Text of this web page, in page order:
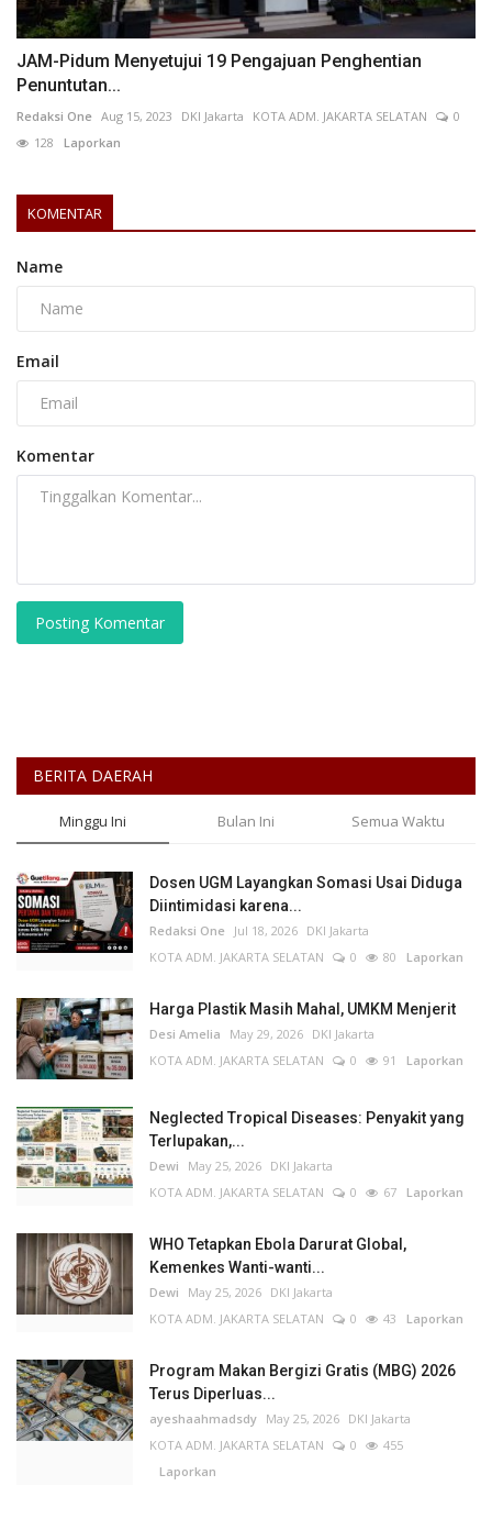
JAM-Pidum Menyetujui 19 Pengajuan Penghentian
Penuntutan...
Redaksi One Aug 15, 2023 DKI Jakarta KOTA ADM. JAKARTA SELATAN
0
128 Laporkan
KOMENTAR
Name
Email
Komentar
Posting Komentar
BERITA DAERAH
Minggu Ini Bulan Ini Semua Waktu
Dosen UGM Layangkan Somasi Usai Diduga
Diintimidasi karena...
Redaksi One Jul 18, 2026 DKI Jakarta
KOTA ADM. JAKARTA SELATAN
0 80 Laporkan
Harga Plastik Masih Mahal, UMKM Menjerit
Desi Amelia May 29, 2026 DKI Jakarta
KOTA ADM. JAKARTA SELATAN
0 91 Laporkan
Neglected Tropical Diseases: Penyakit yang
Terlupakan,...
Dewi May 25, 2026 DKI Jakarta
KOTA ADM. JAKARTA SELATAN
0 67 Laporkan
WHO Tetapkan Ebola Darurat Global,
Kemenkes Wanti-wanti...
Dewi May 25, 2026 DKI Jakarta
KOTA ADM. JAKARTA SELATAN
0 43 Laporkan
Program Makan Bergizi Gratis (MBG) 2026
Terus Diperluas...
ayeshaahmadsdy May 25, 2026 DKI Jakarta
KOTA ADM. JAKARTA SELATAN
0
455
Laporkan